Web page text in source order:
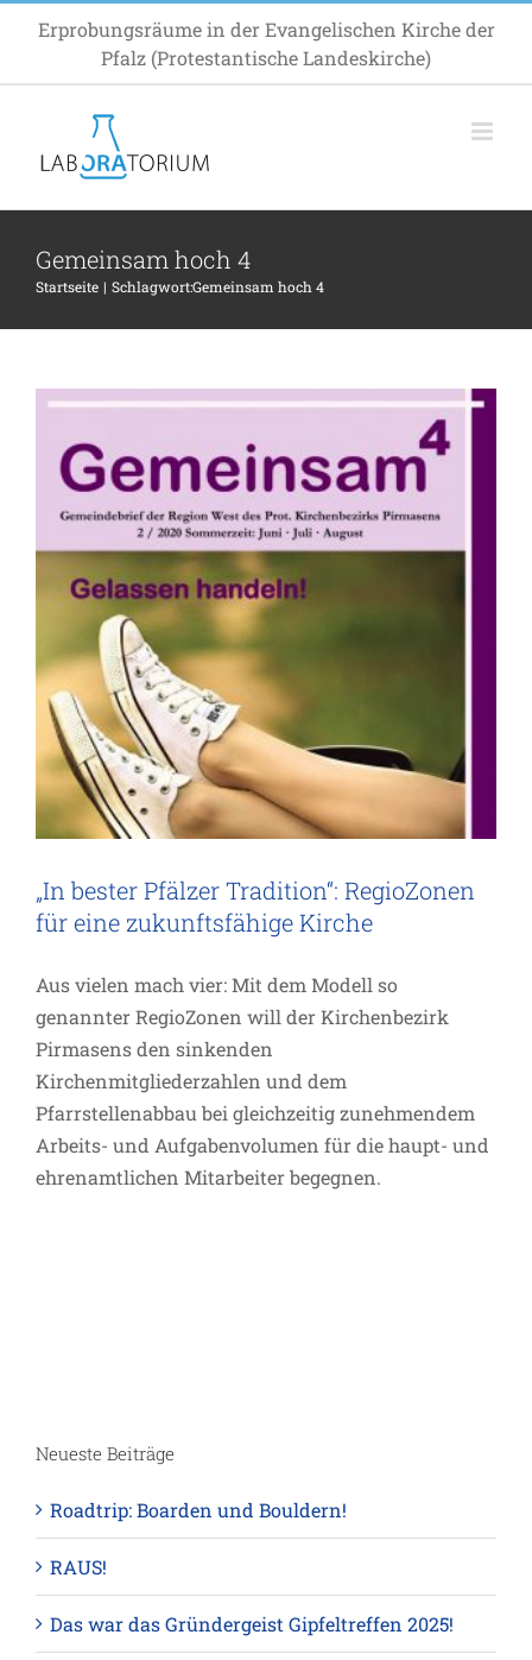
springen
Erprobungsräume in der Evangelischen Kirche der
Pfalz (Protestantische Landeskirche)
Gemeinsam hoch 4
Startseite Schlagwort:Gemeinsam hoch 4
RegioZonen für eine zukunftsfähige
Kirche
Projekte
„In bester Pfälzer Tradition“: RegioZonen
für eine zukunftsfähige Kirche
Aus vielen mach vier: Mit dem Modell so
genannter RegioZonen will der Kirchenbezirk
Pirmasens den sinkenden
Kirchenmitgliederzahlen und dem
Pfarrstellenabbau bei gleichzeitig zunehmendem
Arbeits- und Aufgabenvolumen für die haupt- und
ehrenamtlichen Mitarbeiter begegnen.
Neueste Beiträge
Roadtrip: Boarden und Bouldern!
RAUS!
Das war das Gründergeist Gipfeltreffen 2025!